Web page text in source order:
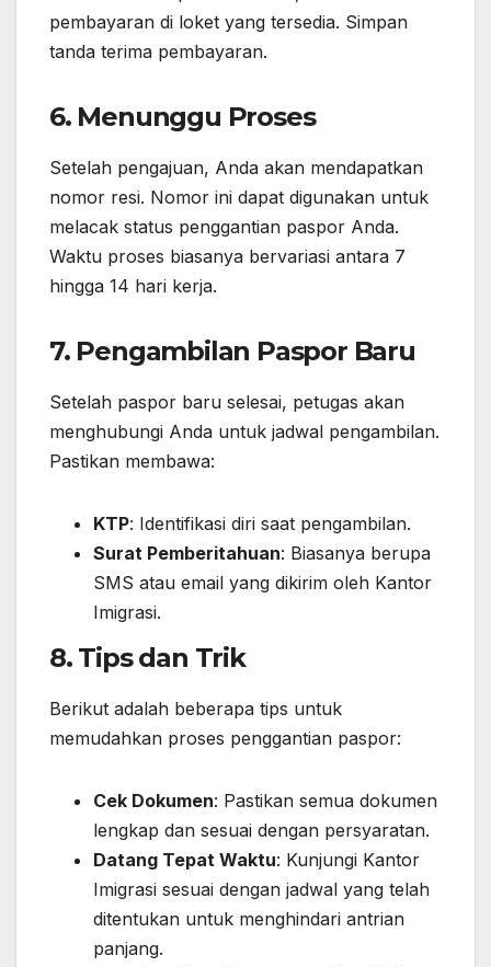
pembayaran di loket yang tersedia. Simpan
tanda terima pembayaran.
6. Menunggu Proses
Setelah pengajuan, Anda akan mendapatkan
nomor resi. Nomor ini dapat digunakan untuk
melacak status penggantian paspor Anda.
Waktu proses biasanya bervariasi antara 7
hingga 14 hari kerja.
7. Pengambilan Paspor Baru
Setelah paspor baru selesai, petugas akan
menghubungi Anda untuk jadwal pengambilan.
Pastikan membawa:
KTP: Identifikasi diri saat pengambilan.
Surat Pemberitahuan: Biasanya berupa
SMS atau email yang dikirim oleh Kantor
Imigrasi.
8. Tips dan Trik
Berikut adalah beberapa tips untuk
memudahkan proses penggantian paspor:
Cek Dokumen: Pastikan semua dokumen
lengkap dan sesuai dengan persyaratan.
Datang Tepat Waktu: Kunjungi Kantor
Imigrasi sesuai dengan jadwal yang telah
ditentukan untuk menghindari antrian
panjang.